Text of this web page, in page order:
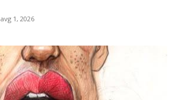
avg 1, 2026